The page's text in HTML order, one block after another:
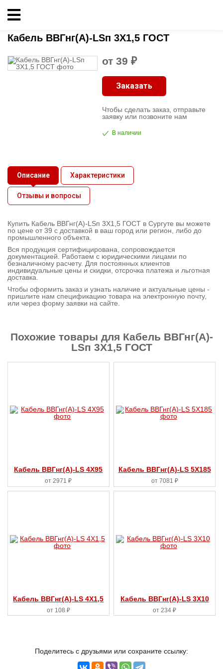
проводниковая
Освещение
компании
Контактная
информация
Главная
Кабель ВВГнг(А)-LSп 3X1,5 ГОСТ
от 39 ₽
Заказать
Чтобы сделать заказ, отправьте
заявку или позвоните нам
В наличии
Описание Характеристики
Отзывы и вопросы
Купить Кабель ВВГнг(А)-LSп 3X1,5 ГОСТ в Сургуте вы можете
по цене от 39 с доставкой в ваш город или регион, либо до
промышленного объекта.
Вся продукция сертифицирована, сопровождается
документацией. Работаем с юридическими лицами по
безналичному расчету. Для постоянных клиентов
индивидуальные цены и скидки, отсрочка платежа и льготная
доставка.
Чтобы оформить заказ и узнать наличие и актуальные цены -
пришлите нам спецификацию товара на электронную почту,
или через форму заявки на сайте.
Похожие товары для Кабель ВВГнг(А)-
LSп 3X1,5 ГОСТ
Кабель ВВГнг(А)-LS 4X95
от 2971 ₽
Кабель ВВГнг(А)-LS 5X185
от 7081 ₽
Кабель ВВГнг(А)-LS 4X1,5
от 108 ₽
Кабель ВВГнг(А)-LS 3X10
от 234 ₽
Поделитесь с друзьями или сохраните ссылку: